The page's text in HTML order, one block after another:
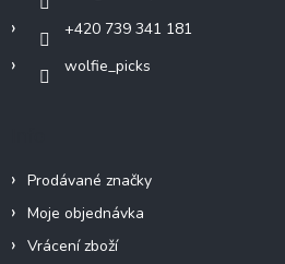
+420 739 341 181
wolfie_picks
Prodávané značky
Moje objednávka
Vrácení zboží